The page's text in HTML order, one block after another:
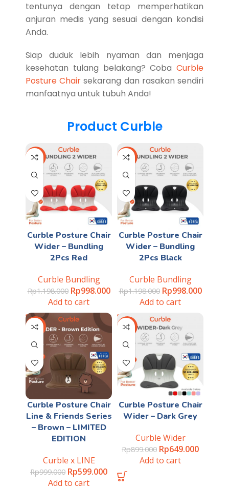
tentunya dengan tetap memperhatikan
anjuran medis yang sesuai dengan kondisi
Anda.
Siap duduk lebih nyaman dan menjaga
kesehatan tulang belakang? Coba Curble
Posture Chair sekarang dan rasakan sendiri
manfaatnya untuk tubuh Anda!
Product Curble
-17%
Curble Posture Chair
Wider – Bundling
2Pcs Red
Curble Bundling
Rp1.198.000 Rp998.000
Add to cart
-17%
Curble Posture Chair
Wider – Bundling
2Pcs Black
Curble Bundling
Rp1.198.000 Rp998.000
Add to cart
-40%
Curble Posture Chair
Line & Friends Series
– Brown – LIMITED
EDITION
Curble x LINE
Rp999.000 Rp599.000
Add to cart
-28%
Curble Posture Chair
Wider – Dark Grey
Curble Wider
Rp899.000 Rp649.000
Add to cart